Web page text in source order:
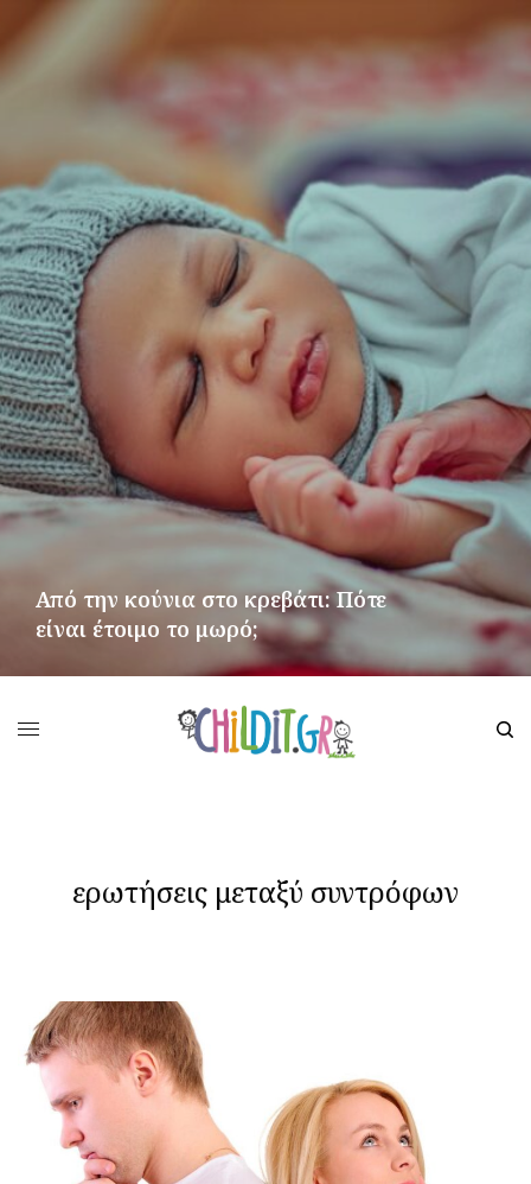
Από την κούνια στο κρεβάτι: Πότε
είναι έτοιμο το μωρό;
ερωτήσεις μεταξύ συντρόφων